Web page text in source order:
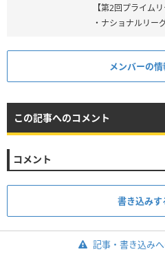
【第2回プライムリ
・ナショナルリー
メンバーの
この記事へのコメント
コメント
書き込みす
記事・書き込み